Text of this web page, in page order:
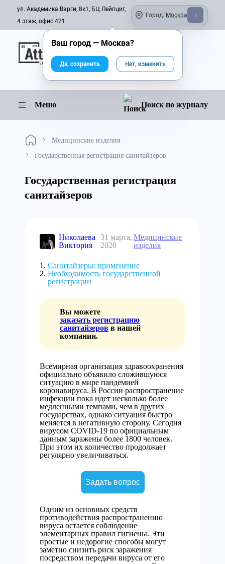
ул. Академика Варги, 8к1, БЦ Лейпциг,
4 этаж, офис 421
Город: Москва
Онлайн-журнал
Меню Поиск по журналу
Медицинские изделия
Государственная регистрация санитайзеров
Государственная регистрация
санитайзеров
Николаева
Виктория
31 марта,
2020
Медицинские
изделия
Санитайзеры: применение
Необходимость государственной
регистрации
Вы можете
заказать регистрацию
санитайзеров в нашей
компании.
Всемирная организация здравоохранения
официально объявило сложившуюся
ситуацию в мире пандемией
коронавируса. В России распространение
инфекции пока идет несколько более
медленными темпами, чем в других
государствах, однако ситуация быстро
меняется в негативную сторону. Сегодня
вирусом COVID-19 по официальным
данным заражены более 1800 человек.
При этом их количество продолжает
регулярно увеличиваться.
Задать вопрос
Одним из основных средств
противодействия распространению
вируса остается соблюдение
элементарных правил гигиены. Эти
простые и недорогие способы могут
заметно снизить риск заражения
посредством передачи вируса от его
Ваш город — Москва?
Да, сохранить Нет, изменить